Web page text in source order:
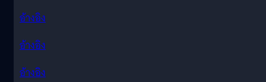
อ้างอิง
อ้างอิง
อ้างอิง